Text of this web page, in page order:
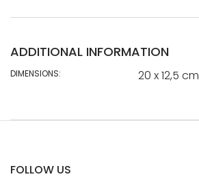
ADDITIONAL INFORMATION
DIMENSIONS: 20 x 12,5 cm
FOLLOW US